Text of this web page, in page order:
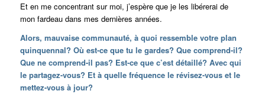
Et en me concentrant sur moi, j’espère que je les libérerai de
mon fardeau dans mes dernières années.
Alors, mauvaise communauté, à quoi ressemble votre plan
quinquennal? Où est-ce que tu le gardes? Que comprend-il?
Que ne comprend-il pas? Est-ce que c’est détaillé? Avec qui
le partagez-vous? Et à quelle fréquence le révisez-vous et le
mettez-vous à jour?